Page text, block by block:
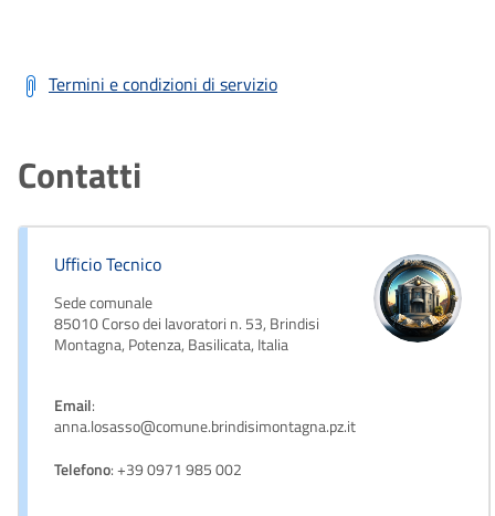
Termini e condizioni di servizio
Contatti
Ufficio Tecnico
Sede comunale
85010 Corso dei lavoratori n. 53, Brindisi
Montagna, Potenza, Basilicata, Italia
Email:
anna.losasso@comune.brindisimontagna.pz.it
Telefono: +39 0971 985 002